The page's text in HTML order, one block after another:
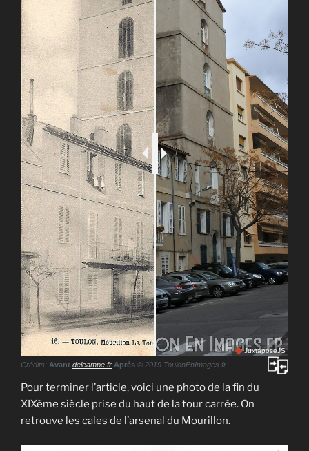
JuxtaposeJS
Crédits: Avant delcampe.fr Après © 2019 ToulonEnImages.fr
Pour terminer l’article, voici une photo de la fin du
XIXème siècle prise du haut de la tour carrée. On
retrouve les cales de l’arsenal du Mourillon.